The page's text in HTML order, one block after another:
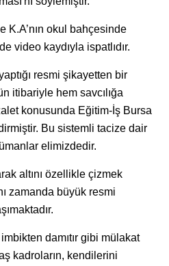
K.A’nın okul bahçesinde
video kaydıyla ispatlıdır.
resmi şikayetten bir
itibariyle hem savcılığa
konusunda Eğitim-İş Bursa
Bu sistemli tacize dair
elimizdedir.
altını özellikle çizmek
zamanda büyük resmi
damıtır gibi mülakat
kadroların, kendilerini